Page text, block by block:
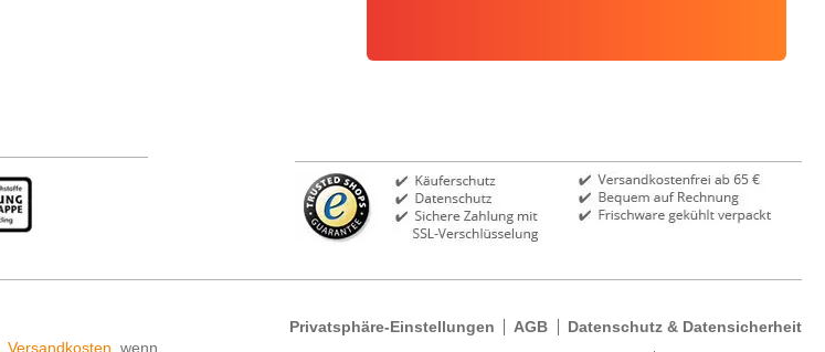
Versandkosten , wenn
Privatsphäre-Einstellungen AGB
Datenschutz & Datensicherheit